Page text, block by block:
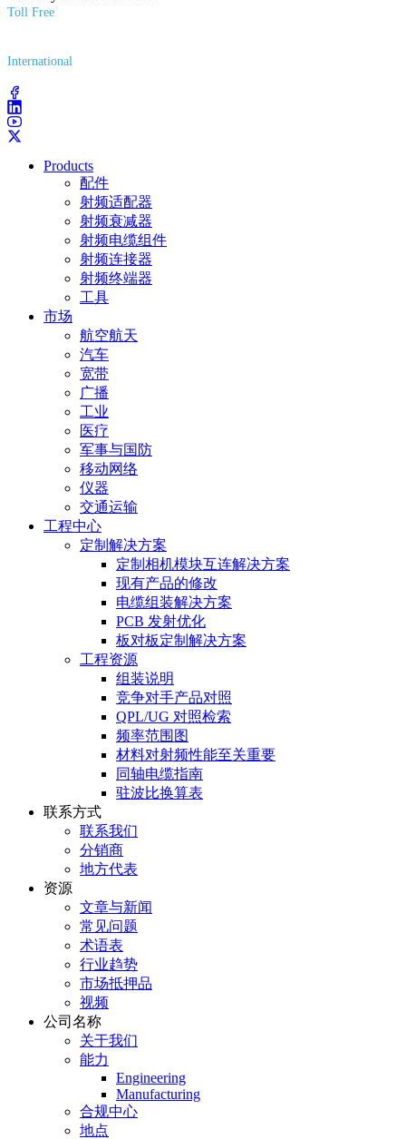
Toll Free
International
Products
配件
射频适配器
射频衰减器
射频电缆组件
射频连接器
射频终端器
工具
市场
航空航天
汽车
宽带
广播
工业
医疗
军事与国防
移动网络
仪器
交通运输
工程中心
定制解决方案
定制相机模块互连解决方案
现有产品的修改
电缆组装解决方案
PCB 发射优化
板对板定制解决方案
工程资源
组装说明
竞争对手产品对照
QPL/UG 对照检索
频率范围图
材料对射频性能至关重要
同轴电缆指南
驻波比换算表
联系方式
联系我们
分销商
地方代表
资源
文章与新闻
常见问题
术语表
行业趋势
市场抵押品
视频
公司名称
关于我们
能力
Engineering
Manufacturing
合规中心
地点